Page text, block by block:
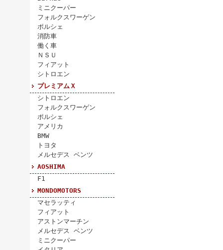
ミニクーパー
フォルクスワーゲン
ポルシェ
消防車
働く車
ＮＳＵ
フィアット
シトロエン
プレミアムＸ
シトロエン
フォルクスワーゲン
ポルシェ
アメリカ
BMW
トヨタ
メルセデス ベンツ
AOSHIMA
F1
MONDOMOTORS
マセラッティ
フィアット
アストンマーチン
メルセデス ベンツ
ミニクーパー